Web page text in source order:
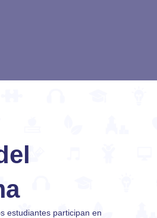
estudiantes participan en